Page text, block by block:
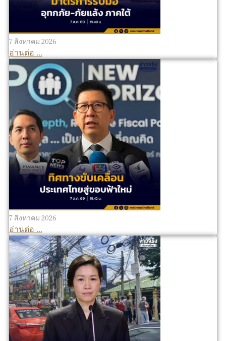
7 สิงหาคม 2026
อ่านต่อ ...
7 สิงหาคม 2026
อ่านต่อ ...